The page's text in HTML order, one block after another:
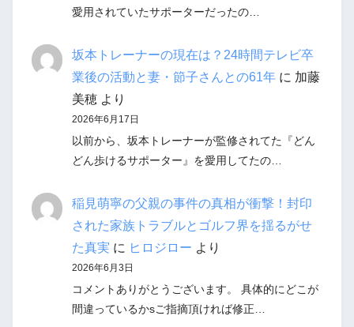
愛用されていたサポーターだったの…
坂本トレーナーの現在は？24時間テレビ卒
業後の活動と妻・節子さんとの61年に 加藤
美穂より
2026年6月17日
以前から、坂本トレーナーが監修されてた『どん
どん歩けるサポーター』を愛用してたの…
稲見萌寧の父親の事件の真相が衝撃！封印
された家族トラブルとゴルフ界を揺るがせ
た真実 に ヒロジロー より
2026年6月3日
コメントありがとうございます。 具体的にどこが
間違っているかsご指摘頂ければ修正…